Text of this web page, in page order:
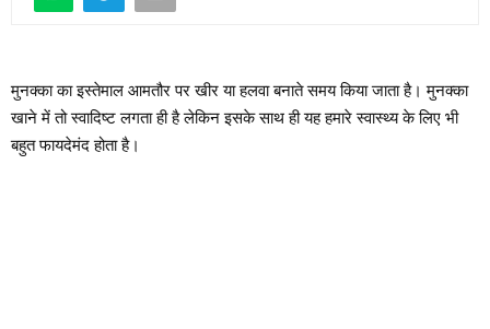
मुनक्का का इस्तेमाल आमतौर पर खीर या हलवा बनाते समय किया जाता है। मुनक्का
खाने में तो स्वादिष्ट लगता ही है लेकिन इसके साथ ही यह हमारे स्वास्थ्य के लिए भी
बहुत फायदेमंद होता है।